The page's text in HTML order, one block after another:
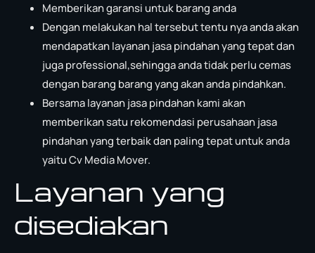
Memberikan garansi untuk barang anda
Dengan melakukan hal tersebut tentu nya anda akan
mendapatkan layanan jasa pindahan yang tepat dan
juga professional,sehingga anda tidak perlu cemas
dengan barang barang yang akan anda pindahkan.
Bersama layanan jasa pindahan kami akan
memberikan satu rekomendasi perusahaan jasa
pindahan yang terbaik dan paling tepat untuk anda
yaitu Cv Media Mover.
Layanan yang
disediakan